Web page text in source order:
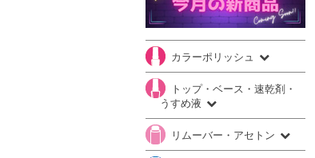
カラーポリッシュ
トップ・ベース・速乾剤・
うすめ液
リムーバー・アセトン